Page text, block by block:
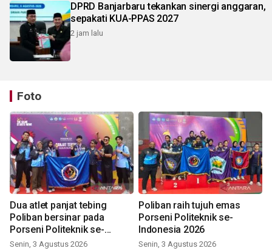
DPRD Banjarbaru tekankan sinergi anggaran,
sepakati KUA-PPAS 2027
2 jam lalu
Foto
Dua atlet panjat tebing
Poliban bersinar pada
Porseni Politeknik se-
Indonesia 2026
Senin, 3 Agustus 2026
Poliban raih tujuh emas
Porseni Politeknik se-
Indonesia 2026
Senin, 3 Agustus 2026